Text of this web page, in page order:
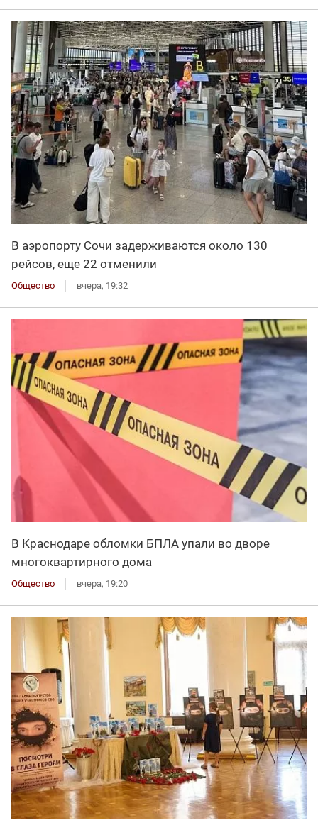
В аэропорту Сочи задерживаются около 130
рейсов, еще 22 отменили
Общество вчера, 19:32
В Краснодаре обломки БПЛА упали во дворе
многоквартирного дома
Общество вчера, 19:20